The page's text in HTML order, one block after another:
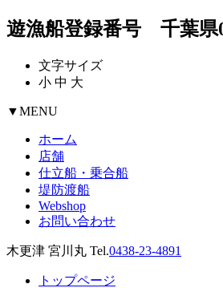
遊漁船登録番号 千葉県
文字サイズ
小 中 大
▼MENU
ホーム
店舗
仕立船・乗合船
堤防渡船
Webshop
お問い合わせ
木更津 宮川丸 Tel.0438-23-4891
トップページ